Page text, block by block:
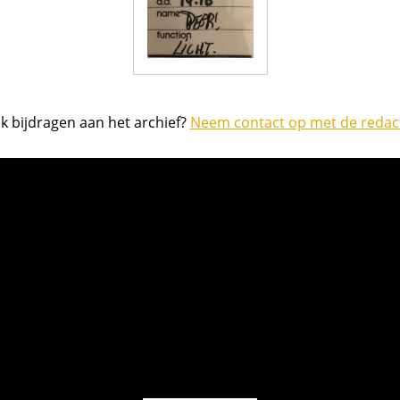
bijdragen aan het archief? Neem contact op met de